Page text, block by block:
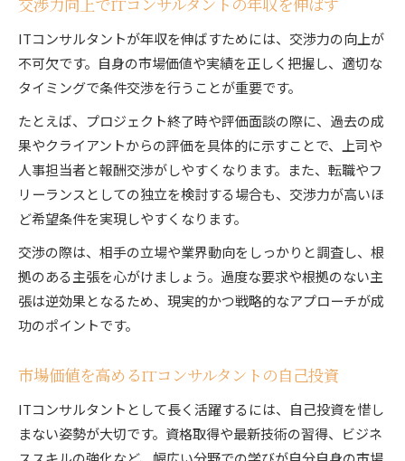
交渉力向上でITコンサルタントの年収を伸ばす
ITコンサルタントが年収を伸ばすためには、交渉力の向上が
不可欠です。自身の市場価値や実績を正しく把握し、適切な
タイミングで条件交渉を行うことが重要です。
たとえば、プロジェクト終了時や評価面談の際に、過去の成
果やクライアントからの評価を具体的に示すことで、上司や
人事担当者と報酬交渉がしやすくなります。また、転職やフ
リーランスとしての独立を検討する場合も、交渉力が高いほ
ど希望条件を実現しやすくなります。
交渉の際は、相手の立場や業界動向をしっかりと調査し、根
拠のある主張を心がけましょう。過度な要求や根拠のない主
張は逆効果となるため、現実的かつ戦略的なアプローチが成
功のポイントです。
市場価値を高めるITコンサルタントの自己投資
ITコンサルタントとして長く活躍するには、自己投資を惜し
まない姿勢が大切です。資格取得や最新技術の習得、ビジネ